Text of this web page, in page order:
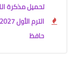
تحميل مذكرة
حافظ